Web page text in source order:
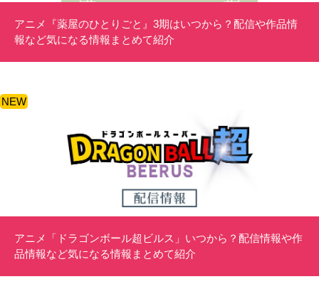
アニメ『薬屋のひとりごと』3期はいつから？配信や作品情
報など気になる情報まとめて紹介
NEW
アニメ「ドラゴンボール超ビルス」いつから？配信情報や作
品情報など気になる情報まとめて紹介